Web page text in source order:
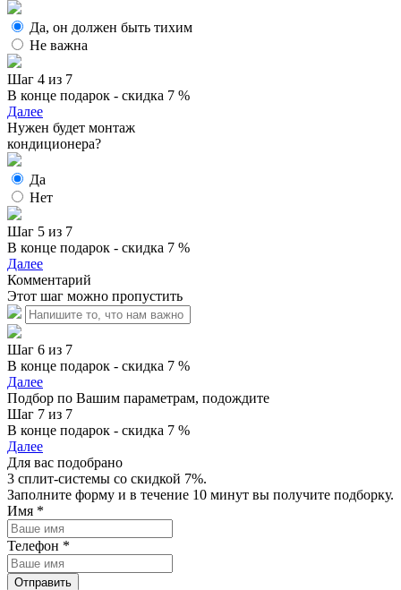
Да, он должен быть тихим
Не важна
Шаг 4 из 7
В конце подарок - скидка 7 %
Далее
Нужен будет монтаж
кондиционера?
Да
Нет
Шаг 5 из 7
В конце подарок - скидка 7 %
Далее
Комментарий
Этот шаг можно пропустить
Шаг 6 из 7
В конце подарок - скидка 7 %
Далее
Подбор по Вашим параметрам, подождите
Шаг 7 из 7
В конце подарок - скидка 7 %
Далее
Для вас подобрано
3 сплит-системы со скидкой 7%.
Заполните форму и в течение 10 минут вы получите подборку.
Имя *
Телефон *
Отправить